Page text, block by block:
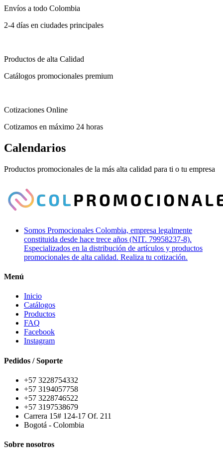
Envíos a todo Colombia
2-4 días en ciudades principales
Productos de alta Calidad
Catálogos promocionales premium
Cotizaciones Online
Cotizamos en máximo 24 horas
Calendarios
Productos promocionales de la más alta calidad para ti o tu empresa
Somos Promocionales Colombia, empresa legalmente
constituida desde hace trece años (NIT. 79958237-8).
Especializados en la distribución de artículos y productos
promocionales de alta calidad. Realiza tu cotización.
Menú
Inicio
Catálogos
Productos
FAQ
Facebook
Instagram
Pedidos / Soporte
+57 3228754332
+57 3194057758
+57 3228746522
+57 3197538679
Carrera 15# 124-17 Of. 211
Bogotá - Colombia
Sobre nosotros